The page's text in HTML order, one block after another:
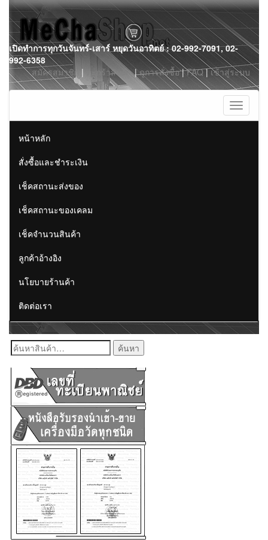
Skip
to
content
เปิดทำการทุกวันจันทร์-เสาร์ หยุดวันอาทิตย์ : 02-992-7091, 02-
992-6358
สมัครสมาชิก | ตะกร้าสินค้า|ดูการสั่งซื้อ|FAQ|เข้าสู่ระบบ
Toggle
หน้าหลัก
สั่งซื้อและชำระเงิน
เช็คสถานะส่งของ
เช็คสถานะของเคลม
เช็คจำนวนสินค้า
ลูกค้าอ้างอิง
นโยบายร้านค้า
ติดต่อเรา
ค้นหา: